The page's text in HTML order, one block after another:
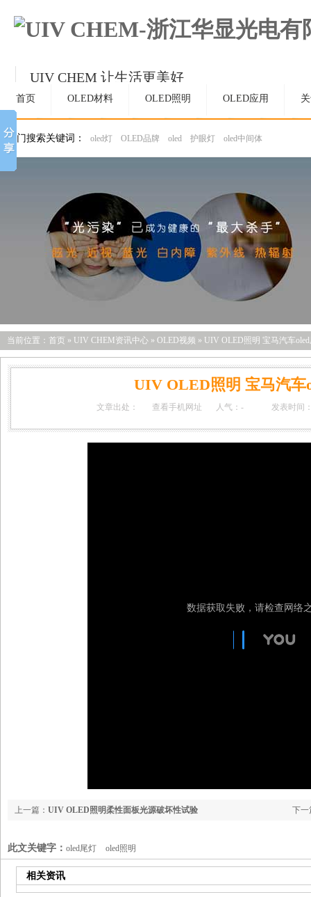
UIV CHEM 让生活更美好
持续精进，成为OLED和材料领域受人尊敬的
首页 OLED材料 OLED照明 OLED应用
热门搜索关键词： oled灯 OLED品牌 oled 护眼灯 oled中间体
当前位置： 首页 » UIV CHEM资讯中心 » OLED视频 » UIV OLED照明 宝马汽车
UIV OLED照明 宝马汽车
文章出处： 查看手机网址 人气： - 发表时间
下一
上一篇： UIV OLED照明柔性面板光源破坏性试验
此文关键字： oled尾灯 oled照明
相关资讯